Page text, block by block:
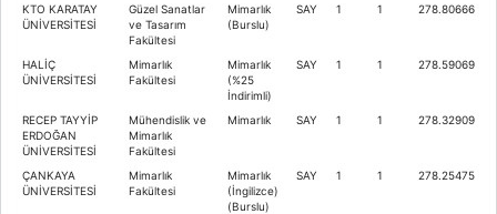
KTO KARATAY
ÜNİVERSİTESİ
Güzel Sanatlar
ve Tasarım
Fakültesi
Mimarlık
(Burslu)
SAY 1 1 278.80666
HALİÇ
ÜNİVERSİTESİ
Mimarlık
Fakültesi
Mimarlık
(%25
İndirimli)
SAY 1 1 278.59069
RECEP TAYYİP
ERDOĞAN
ÜNİVERSİTESİ
Mühendislik ve
Mimarlık
Fakültesi
Mimarlık SAY 1 1 278.32909
ÇANKAYA
ÜNİVERSİTESİ
Mimarlık
Fakültesi
Mimarlık
(İngilizce)
(Burslu)
SAY 1 1 278.25475